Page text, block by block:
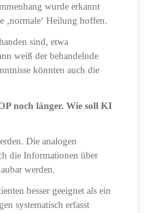
wurde erkannt
‚normale‘ Heilung hoffen.
sind, etwa
weiß der behandelnde
könnten auch die
noch länger. Wie soll KI
Die analogen
die Informationen über
werden.
besser geeignet als ein
systematisch erfasst